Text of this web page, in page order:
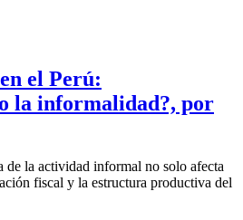
el Perú:
la informalidad?, por
de la actividad informal no solo afecta
fiscal y la estructura productiva del